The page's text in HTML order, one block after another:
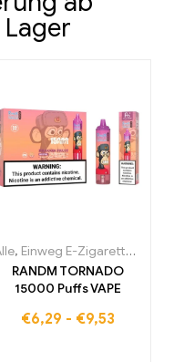
,Einweg-E-Zigaretten
, Einweg E-Zigaretten
RANDM TORNADO
15000 Puffs VAPE
€6,29 - €9,53